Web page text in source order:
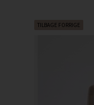
TILBAGE FORRIGE